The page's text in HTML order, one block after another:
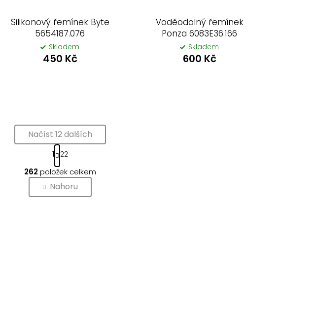
Silikonový řemínek Byte
5654187.076
Skladem
450 Kč
Voděodolný řemínek
Ponza 6083E36.166
Skladem
600 Kč
O
v
l
á
Načíst 12 dalších
S
t
r
á
n
k
1 22
262položek celkem
Nahoru